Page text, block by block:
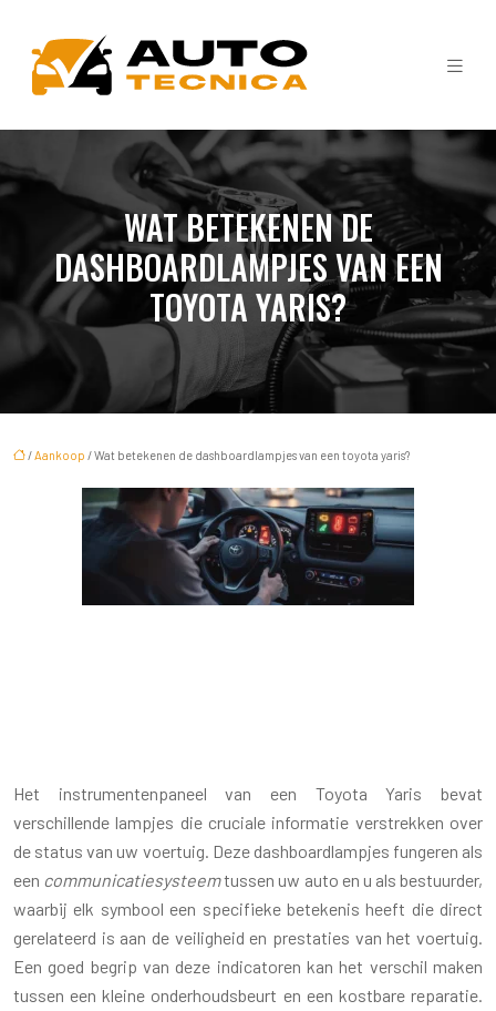
WAT BETEKENEN DE
DASHBOARDLAMPJES VAN EEN
TOYOTA YARIS?
/Aankoop / Wat betekenen de dashboardlampjes van een toyota yaris?
Het instrumentenpaneel van een Toyota Yaris bevat
verschillende lampjes die cruciale informatie verstrekken over
de status van uw voertuig. Deze dashboardlampjes fungeren als
een communicatiesysteemtussen uw auto en u als bestuurder,
waarbij elk symbool een specifieke betekenis heeft die direct
gerelateerd is aan de veiligheid en prestaties van het voertuig.
Een goed begrip van deze indicatoren kan het verschil maken
tussen een kleine onderhoudsbeurt en een kostbare reparatie.